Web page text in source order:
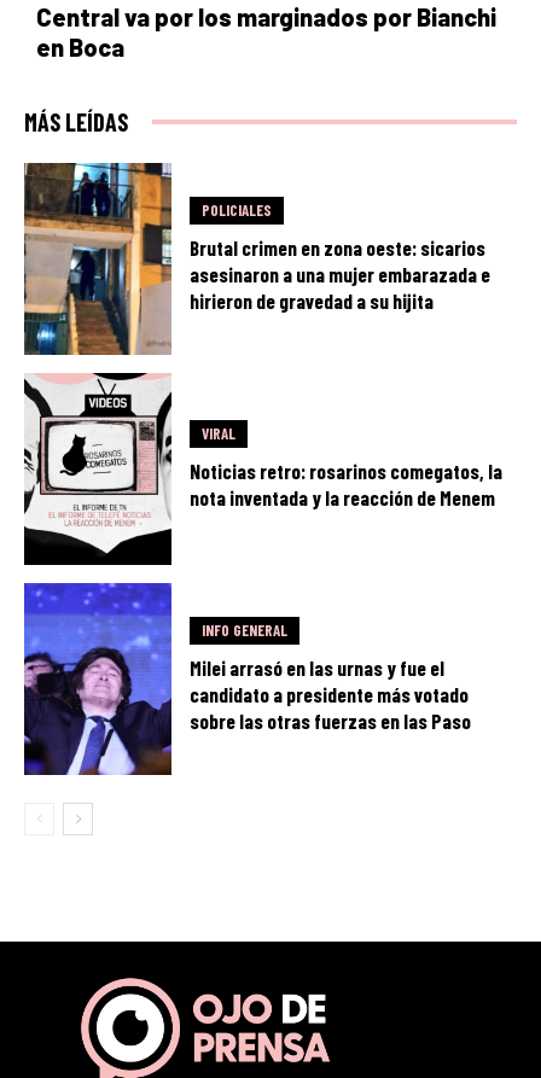
Central va por los marginados por Bianchi
en Boca
MÁS LEÍDAS
POLICIALES
Brutal crimen en zona oeste: sicarios
asesinaron a una mujer embarazada e
hirieron de gravedad a su hijita
VIRAL
Noticias retro: rosarinos comegatos, la
nota inventada y la reacción de Menem
INFO GENERAL
Milei arrasó en las urnas y fue el
candidato a presidente más votado
sobre las otras fuerzas en las Paso